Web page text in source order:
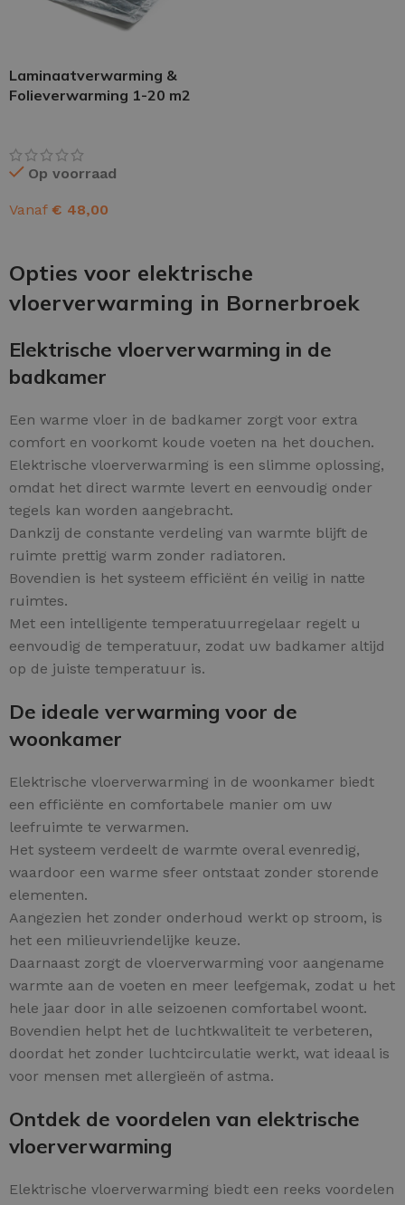
Laminaatverwarming &
Folieverwarming 1-20 m2
Op voorraad
Vanaf € 48,00
Opties voor elektrische
vloerverwarming in Bornerbroek
Elektrische vloerverwarming in de
badkamer
Een warme vloer in de badkamer zorgt voor extra
comfort en voorkomt koude voeten na het douchen.
Elektrische vloerverwarming is een slimme oplossing,
omdat het direct warmte levert en eenvoudig onder
tegels kan worden aangebracht.
Dankzij de constante verdeling van warmte blijft de
ruimte prettig warm zonder radiatoren.
Bovendien is het systeem efficiënt én veilig in natte
ruimtes.
Met een intelligente temperatuurregelaar regelt u
eenvoudig de temperatuur, zodat uw badkamer altijd
op de juiste temperatuur is.
De ideale verwarming voor de
woonkamer
Elektrische vloerverwarming in de woonkamer biedt
een efficiënte en comfortabele manier om uw
leefruimte te verwarmen.
Het systeem verdeelt de warmte overal evenredig,
waardoor een warme sfeer ontstaat zonder storende
elementen.
Aangezien het zonder onderhoud werkt op stroom, is
het een milieuvriendelijke keuze.
Daarnaast zorgt de vloerverwarming voor aangename
warmte aan de voeten en meer leefgemak, zodat u het
hele jaar door in alle seizoenen comfortabel woont.
Bovendien helpt het de luchtkwaliteit te verbeteren,
doordat het zonder luchtcirculatie werkt, wat ideaal is
voor mensen met allergieën of astma.
Ontdek de voordelen van elektrische
vloerverwarming
Elektrische vloerverwarming biedt een reeks voordelen